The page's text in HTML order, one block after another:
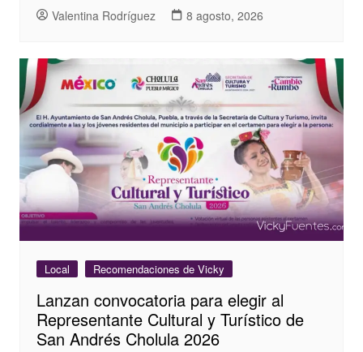
Valentina Rodríguez 8 agosto, 2026
Local Recomendaciones de Vicky
Lanzan convocatoria para elegir al
Representante Cultural y Turístico de
San Andrés Cholula 2026